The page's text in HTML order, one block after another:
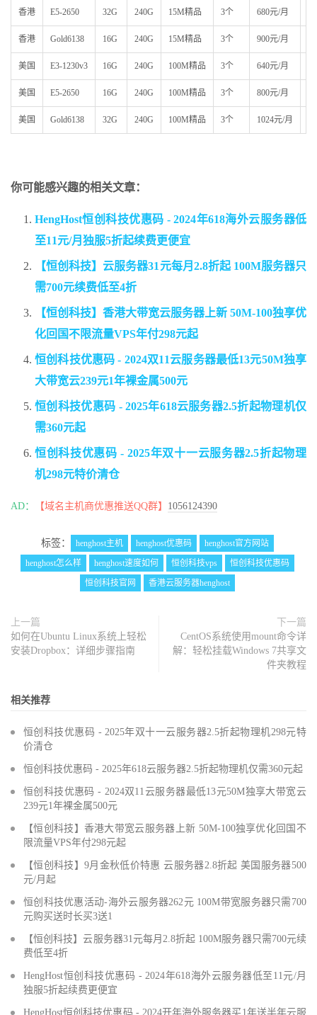
香港 E5-2650 32G 240G 15M精品 3个 680元/月
香港 Gold6138 16G 240G 15M精品 3个 900元/月
美国 E3-1230v3 16G 240G 100M精品 3个 640元/月
美国 E5-2650 16G 240G 100M精品 3个 800元/月
美国 Gold6138 32G 240G 100M精品 3个 1024元/月
你可能感兴趣的相关文章：
HengHost恒创科技优惠码 - 2024年618海外云服务器低
至11元/月独服5折起续费更便宜
【恒创科技】云服务器31元每月2.8折起 100M服务器只
需700元续费低至4折
【恒创科技】香港大带宽云服务器上新 50M-100独享优
化回国不限流量VPS年付298元起
恒创科技优惠码 - 2024双11云服务器最低13元50M独享
大带宽云239元1年裸金属500元
恒创科技优惠码 - 2025年618云服务器2.5折起物理机仅
需360元起
恒创科技优惠码 - 2025年双十一云服务器2.5折起物理
机298元特价清仓
AD： 【域名主机商优惠推送QQ群】 1056124390
标签： henghost主机 henghost优惠码
henghost官方网站
henghost怎么样
henghost速度如何 恒创科技vps
恒创科技优惠码
恒创科技官网
香港云服务器henghost
上一篇
如何在Ubuntu Linux系统上轻松
安装Dropbox：详细步骤指南
下一篇
CentOS系统使用mount命令详
解：轻松挂载Windows 7共享文
件夹教程
相关推荐
恒创科技优惠码 - 2025年双十一云服务器2.5折起物理机298元特
价清仓
恒创科技优惠码 - 2025年618云服务器2.5折起物理机仅需360元起
恒创科技优惠码 - 2024双11云服务器最低13元50M独享大带宽云
239元1年裸金属500元
【恒创科技】香港大带宽云服务器上新 50M-100独享优化回国不
限流量VPS年付298元起
【恒创科技】9月金秋低价特惠 云服务器2.8折起 美国服务器500
元/月起
恒创科技优惠活动-海外云服务器262元 100M带宽服务器只需700
元购买送时长买3送1
【恒创科技】云服务器31元每月2.8折起 100M服务器只需700元续
费低至4折
HengHost恒创科技优惠码 - 2024年618海外云服务器低至11元/月
独服5折起续费更便宜
HengHost恒创科技优惠码 - 2024开年海外服务器买1年送半年云服